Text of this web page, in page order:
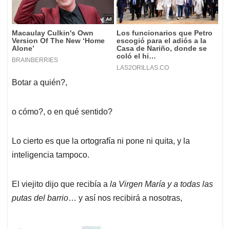
Botar a quién?,
o cómo?, o en qué sentido?
Lo cierto es que la ortografía ni pone ni quita, y la
inteligencia tampoco.
El viejito dijo que recibía a la Virgen María y a todas las
putas del barrio… y así nos recibirá a nosotras,